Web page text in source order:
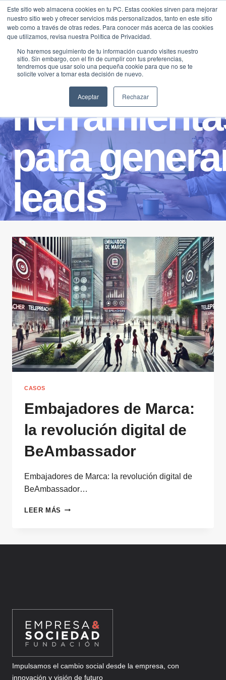
Este sitio web almacena cookies en tu PC. Estas cookies sirven para mejorar
nuestro sitio web y ofrecer servicios más personalizados, tanto en este sitio
web como a través de otras redes. Para conocer más acerca de las cookies
que utilizamos, revisa nuestra Política de Privacidad.
No haremos seguimiento de tu información cuando visites nuestro
sitio. Sin embargo, con el fin de cumplir con tus preferencias,
tendremos que usar solo una pequeña cookie para que no se te
solicite volver a tomar esta decisión de nuevo.
Aceptar Rechazar
Saltar
contenido
para
leads
CASOS
Embajadores de Marca:
la revolución digital de
BeAmbassador
Embajadores de Marca: la revolución digital de
BeAmbassador…
LEER MÁS EMBAJADORES
Impulsamos el cambio social desde la empresa, con
innovación y visión de futuro
Traducir »